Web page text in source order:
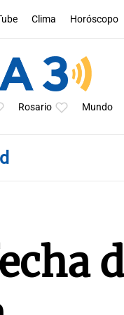
Clima Horóscopo
Rosario Mundo